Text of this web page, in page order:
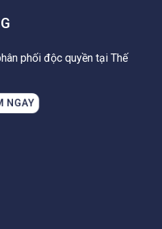
phối độc quyền tại Thế
NGAY